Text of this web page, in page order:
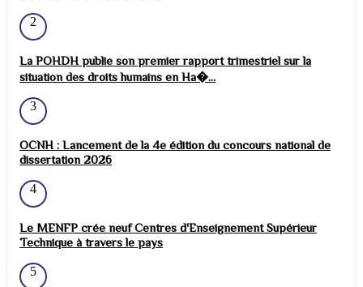
2
La POHDH publie son premier rapport trimestriel sur la
situation des droits humains en Ha�...
3
OCNH : Lancement de la 4e édition du concours national de
dissertation 2026
4
Le MENFP crée neuf Centres d'Enseignement Supérieur
Technique à travers le pays
5